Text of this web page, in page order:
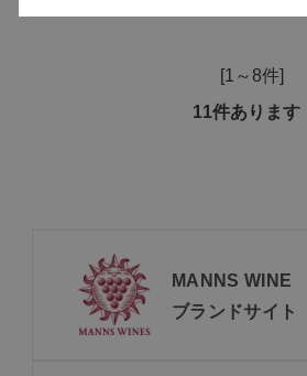
[1～8件]
11件あります
MANNS WINE
ブランドサイト